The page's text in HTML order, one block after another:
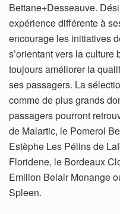
Bettane+Desseauve.
expérience différente à
encourage les initiatives
s’orientant vers la culture
toujours améliorer la
ses passagers. La
comme de plus grands
passagers pourront
de Malartic, le Pomerol
Estèphe Les Pélins de
Floridene, le Bordeaux
Emilion Belair Monange
Spleen.